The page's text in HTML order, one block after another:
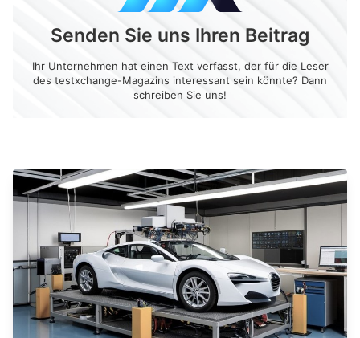
Senden Sie uns Ihren Beitrag
Ihr Unternehmen hat einen Text verfasst, der für die Leser
des testxchange-Magazins interessant sein könnte? Dann
schreiben Sie uns!